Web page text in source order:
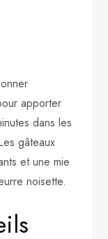
apporter
dans les
gâteaux
et une mie
noisette.